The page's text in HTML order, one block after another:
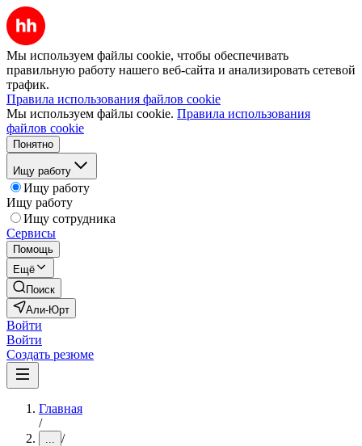
Мы используем файлы cookie, чтобы обеспечивать
правильную работу нашего веб-сайта и анализировать сетевой
трафик.
Правила использования файлов cookie
Мы используем файлы cookie. Правила использования
файлов cookie
Понятно
Ищу работу
Ищу работу
Ищу работу
Ищу сотрудника
Сервисы
Помощь
Ещё
Поиск
Али-Юрт
Войти
Войти
Создать резюме
Главная
/
... /